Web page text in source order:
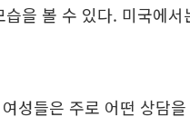
을 볼 수 있다. 미국에
성들은 주로 어떤 상담을